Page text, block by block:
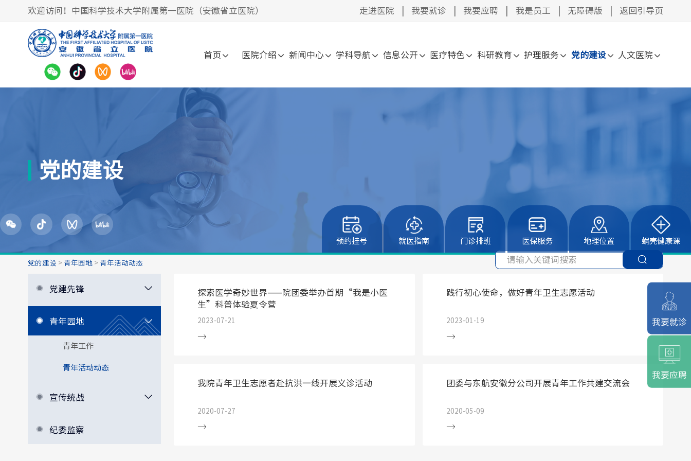
欢迎访问！中国科学技术大学附属第一医院（安徽省立医院） 走进医院 我要就诊 我要应聘 我是员工 无障碍版 返回引导页
首页 医院介绍 新闻中心 学科导航 信息公开 医疗特色 科研教育 护理服务 党的建设 人文医院
党的建设
预约挂号 就医指南 门诊排班 医保服务 地理位置 蜗壳健康课
党的建设 > 青年园地> 青年活动动态
党建先锋
青年园地
青年工作
青年活动动态
宣传统战
纪委监察
探索医学奇妙世界——院团委举办首期“我是小医
生”科普体验夏令营
2023-07-21
践行初心使命，做好青年卫生志愿活动
2023-01-19
我院青年卫生志愿者赴抗洪一线开展义诊活动
2020-07-27
团委与东航安徽分公司开展青年工作共建交流会
2020-05-09
我要就诊
我要应聘